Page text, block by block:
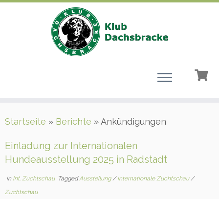
Inhalt
Startseite » Berichte »Ankündigungen
Einladung zur Internationalen
Hundeausstellung 2025 in Radstadt
in Int. Zuchtschau TaggedAusstellung/Internationale Zuchtschau/
Zuchtschau